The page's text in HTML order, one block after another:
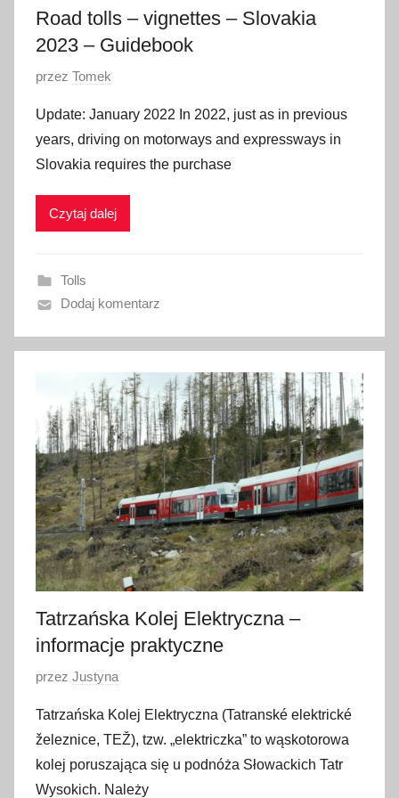
Road tolls – vignettes – Slovakia
2023 – Guidebook
O
u
b
l
i
a
n
1
t
e
g
o
2
0
2
0
przez Tomek
Update: January 2022 In 2022, just as in previous
years, driving on motorways and expressways in
Slovakia requires the purchase
Czytaj dalej
Tolls
Dodaj komentarz
Tatrzańska Kolej Elektryczna –
informacje praktyczne
O
u
b
l
i
przez Justyna
Tatrzańska Kolej Elektryczna (Tatranské elektrické
železnice, TEŽ), tzw. „elektriczka” to wąskotorowa
kolej poruszająca się u podnóża Słowackich Tatr
Wysokich. Należy